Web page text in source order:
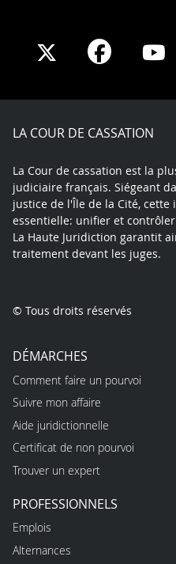
Share
X
Share
Facebook
LA COUR DE CASSATION
La Cour de cassation est la
judiciaire français. Siégeant
justice de l'Île de la Cité,
essentielle: unifier et
La Haute Juridiction garantit
traitement devant les juges.
© Tous droits réservés
DÉMARCHES
Comment faire un pourvoi
Suivre mon affaire
Aide juridictionnelle
Certificat de non pourvoi
Trouver un expert
PROFESSIONNELS
Emplois
Alternances